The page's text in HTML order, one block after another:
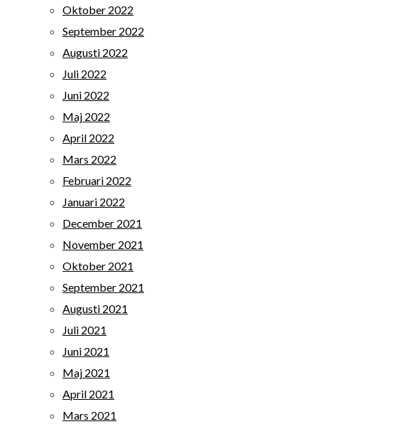
Oktober 2022
September 2022
Augusti 2022
Juli 2022
Juni 2022
Maj 2022
April 2022
Mars 2022
Februari 2022
Januari 2022
December 2021
November 2021
Oktober 2021
September 2021
Augusti 2021
Juli 2021
Juni 2021
Maj 2021
April 2021
Mars 2021